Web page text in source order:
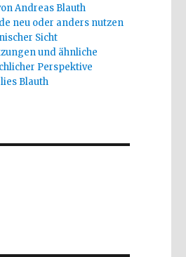
Andreas Blauth
neu oder anders nutzen
Sicht
und ähnliche
Perspektive
Blauth